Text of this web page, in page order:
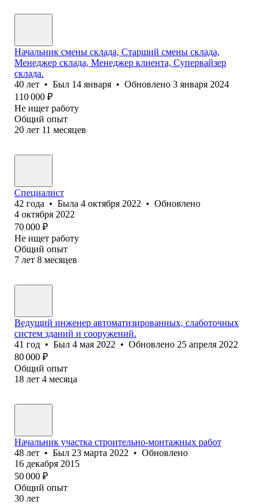
Начальник смены склада, Старший смены склада,
Менеджер склада, Менеджер клиента, Супервайзер
склада.
40 лет • Был 14 января • Обновлено 3 января 2024
110 000 ₽
Не ищет работу
Общий опыт
20 лет 11 месяцев
Специалист
42 года • Была 4 октября 2022 • Обновлено
4 октября 2022
70 000 ₽
Не ищет работу
Общий опыт
7 лет 8 месяцев
Ведущий инженер автоматизированных, слаботочных
систем зданий и сооружений.
41 год • Был 4 мая 2022 • Обновлено 25 апреля 2022
80 000 ₽
Общий опыт
18 лет 4 месяца
Начальник участка строительно-монтажных работ
48 лет • Был 23 марта 2022 • Обновлено
16 декабря 2015
50 000 ₽
Общий опыт
30 лет